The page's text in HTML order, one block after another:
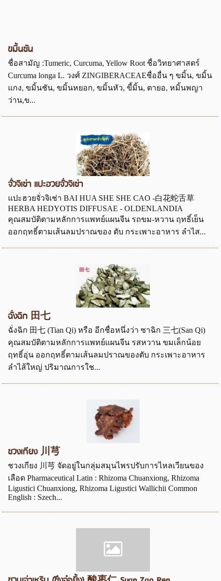
ขมิ้นชัน
ชื่อสามัญ :Tumeric, Curcuma, Yellow Root ชื่อวิทยาศาสตร์
Curcuma longa L. วงศ์ ZINGIBERACEAEชื่ออื่น ๆ ขมิ้น, ขมิ้น
แกง, ขมิ้นชัน, ขมิ้นหยอก, ขมิ้นหัว, ขี้มิ้น, ตายอ, หมิ้นพญา
ว่าน,ข...
จั่วจิเช่า แปะฮวยจั่วจิเช่า
แปะฮวยจั่วจิเช่า BAI HUA SHE SHE CAO -白花蛇舌草
HERBA HEDYOTIS DIFFUSAE - OLDENLANDIA
คุณสมบัติตามหลักการแพทย์แผนจีน รถขม-หวาน ฤทธิ์เย็น
ออกฤทธิ์ตามเส้นลมปราณของ ตับ กระเพาะอาหาร ลำไส...
ฉั่งฉิก 田七
ฉั่งฉิก 田七 (Tian Qi) หรือ อีกชื่อหนึ่งว่า ซาฉิก 三七(San Qi)
คุณสมบัติตามหลักการแพทย์แผนจีน รสหวาน ขมเล็กน้อย
ฤทธิ์อุ่น ออกฤทธิ์ตามเส้นลมปราณของตับ กระเพาะอาหาร
ลำไส้ใหญ่ ปริมาณการใช...
ชวงเกียง 川芎
ชวงเกียง 川芎 จัดอยู่ในกลุ่มสมุนไพรปรับการไหลเวียนของ
เลือด Pharmaceutical Latin : Rhizoma Chuanxiong, Rhizoma
Ligustici Chuanxiong, Rhizoma Ligustici Wallichii Common
English : Szech...